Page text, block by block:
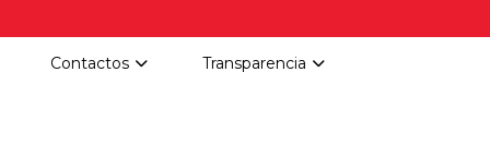
Contactos
Localización distribuidoresTransparencia
Rendición de cuentas